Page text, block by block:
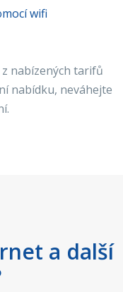
wifi
nabízených tarifů
nabídku, neváhejte
a další